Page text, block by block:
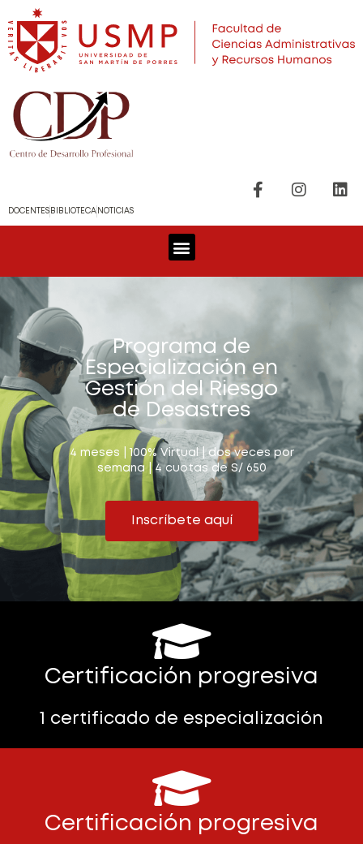
DOCENTES BIBLIOTECA NOTICIAS
Programa de
Especialización en
Gestión del Riesgo
de Desastres
4 meses | 100% Virtual | dos veces por
semana | 4 cuotas de S/ 650
Inscríbete aquí
Certificación progresiva
1 certificado de especialización
Certificación progresiva